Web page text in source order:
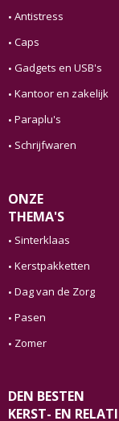
Antistress
Caps
Gadgets en USB's
Kantoor en zakelijk
Paraplu's
Schrijfwaren
ONZE
THEMA'S
Sinterklaas
Kerstpakketten
Dag van de Zorg
Pasen
Zomer
DEN BESTEN
KERST- EN